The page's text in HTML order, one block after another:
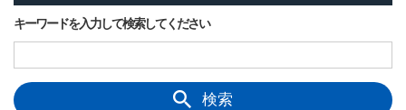
キーワードを入力して検索してください
検索